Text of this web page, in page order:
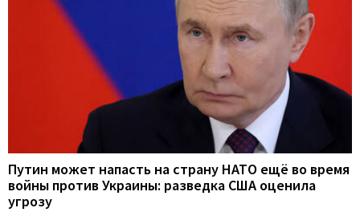
Путин может напасть на страну НАТО ещё во время
войны против Украины: разведка США оценила
угрозу